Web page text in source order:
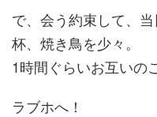
で、会う約束して、
杯、焼き鳥を少々。
1時間ぐらいお互いの
ラブホへ！